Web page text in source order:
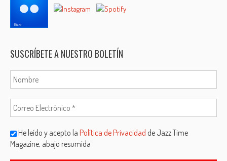
SUSCRÍBETE A NUESTRO BOLETÍN
He leído y acepto laPolítica de Privacidad de Jazz Time
Magazine, abajo resumida